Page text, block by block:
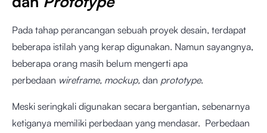
Pada tahap perancangan sebuah proyek desain, terdapat
beberapa istilah yang kerap digunakan. Namun sayangnya,
beberapa orang masih belum mengerti apa
perbedaan wireframe, mockup, dan prototype.
Meski seringkali digunakan secara bergantian, sebenarnya
ketiganya memiliki perbedaan yang mendasar. Perbedaan